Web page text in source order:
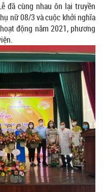
cùng nhau ôn lại truyền
nữ 08/3 và cuộc khởi nghĩa
động năm 2021, phương